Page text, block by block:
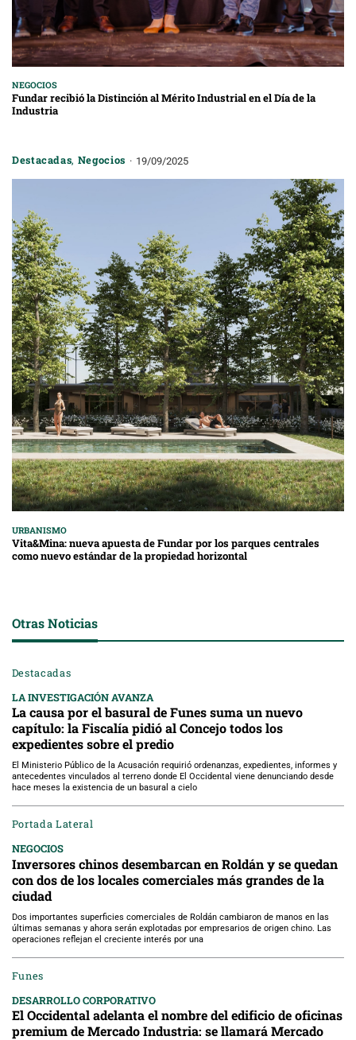
NEGOCIOS
Fundar recibió la Distinción al Mérito Industrial en el Día de la
Industria
Destacadas, Negocios 19/09/2025
URBANISMO
Vita&Mina: nueva apuesta de Fundar por los parques centrales
como nuevo estándar de la propiedad horizontal
Otras Noticias
Destacadas
LA INVESTIGACIÓN AVANZA
La causa por el basural de Funes suma un nuevo
capítulo: la Fiscalía pidió al Concejo todos los
expedientes sobre el predio
El Ministerio Público de la Acusación requirió ordenanzas, expedientes, informes y
antecedentes vinculados al terreno donde El Occidental viene denunciando desde
hace meses la existencia de un basural a cielo
Portada Lateral
NEGOCIOS
Inversores chinos desembarcan en Roldán y se quedan
con dos de los locales comerciales más grandes de la
ciudad
Dos importantes superficies comerciales de Roldán cambiaron de manos en las
últimas semanas y ahora serán explotadas por empresarios de origen chino. Las
operaciones reflejan el creciente interés por una
Funes
DESARROLLO CORPORATIVO
El Occidental adelanta el nombre del edificio de oficinas
premium de Mercado Industria: se llamará Mercado